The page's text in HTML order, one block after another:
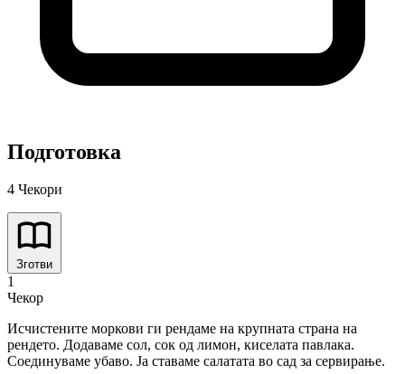
Подготовка
4 Чекори
Зготви
1
Чекор
Исчистените моркови ги рендаме на крупната страна на
рендето. Додаваме сол, сок од лимон, киселата павлака.
Соединуваме убаво. Ја ставаме салатата во сад за сервирање.